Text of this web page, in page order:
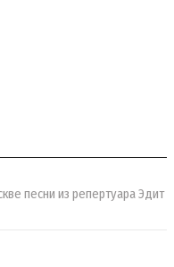
песни из репертуара Эдит